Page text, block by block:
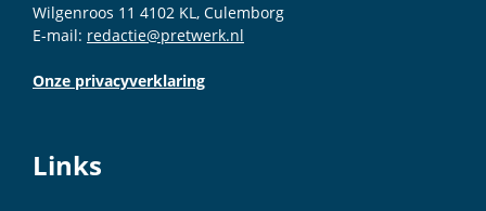
Wilgenroos 11 4102 KL, Culemborg
E-mail: redactie@pretwerk.nl
Onze privacyverklaring
Links